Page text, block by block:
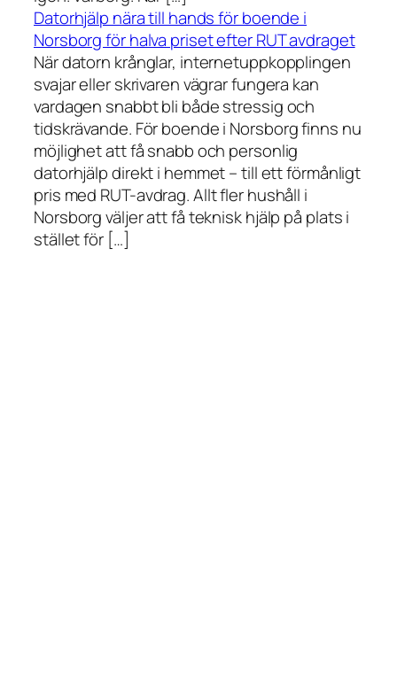
Datorhjälp nära till hands för boende i
Norsborg för halva priset efter RUT avdraget
När datorn krånglar, internetuppkopplingen
svajar eller skrivaren vägrar fungera kan
vardagen snabbt bli både stressig och
tidskrävande. För boende i Norsborg finns nu
möjlighet att få snabb och personlig
datorhjälp direkt i hemmet – till ett förmånligt
pris med RUT-avdrag. Allt fler hushåll i
Norsborg väljer att få teknisk hjälp på plats i
stället för […]